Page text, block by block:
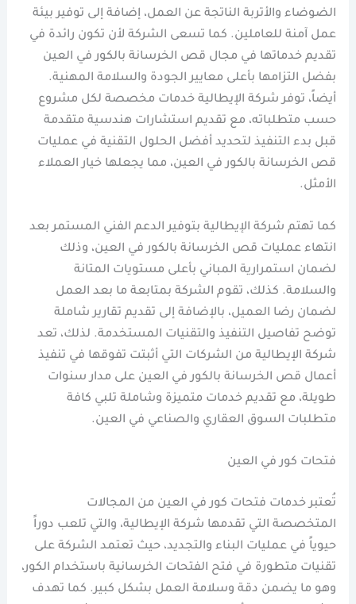
الضوضاء والأتربة الناتجة عن العمل، إضافة إلى توفير بيئة
عمل آمنة للعاملين. كما تسعى الشركة لأن تكون رائدة في
تقديم خدماتها في مجال قص الخرسانة بالكور في العين
بفضل التزامها بأعلى معايير الجودة والسلامة المهنية.
أيضاً، توفر شركة الإيطالية خدمات مخصصة لكل مشروع
حسب متطلباته، مع تقديم استشارات هندسية متقدمة
قبل بدء التنفيذ لتحديد أفضل الحلول التقنية في عمليات
قص الخرسانة بالكور في العين، مما يجعلها خيار العملاء
الأمثل.
كما تهتم شركة الإيطالية بتوفير الدعم الفني المستمر بعد
انتهاء عمليات قص الخرسانة بالكور في العين، وذلك
لضمان استمرارية المباني بأعلى مستويات المتانة
والسلامة. كذلك، تقوم الشركة بمتابعة ما بعد العمل
لضمان رضا العميل، بالإضافة إلى تقديم تقارير شاملة
توضح تفاصيل التنفيذ والتقنيات المستخدمة. لذلك، تعد
شركة الإيطالية من الشركات التي أثبتت تفوقها في تنفيذ
أعمال قص الخرسانة بالكور في العين على مدار سنوات
طويلة، مع تقديم خدمات متميزة وشاملة تلبي كافة
متطلبات السوق العقاري والصناعي في العين.
فتحات كور في العين
تُعتبر خدمات فتحات كور في العين من المجالات
المتخصصة التي تقدمها شركة الإيطالية، والتي تلعب دوراً
حيوياً في عمليات البناء والتجديد، حيث تعتمد الشركة على
تقنيات متطورة في فتح الفتحات الخرسانية باستخدام الكور،
وهو ما يضمن دقة وسلامة العمل بشكل كبير. كما تهدف